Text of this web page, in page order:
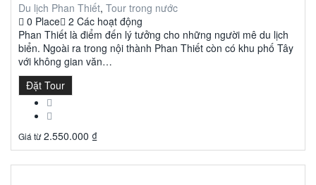
Du lịch Phan Thiết, Tour trong nước
0 Place 2 Các hoạt động
Phan Thiết là điểm đến lý tưởng cho những người mê du lịch
biển. Ngoài ra trong nội thành Phan Thiết còn có khu phố Tây
với không gian văn…
Đặt Tour
Giá từ 2.550.000 ₫